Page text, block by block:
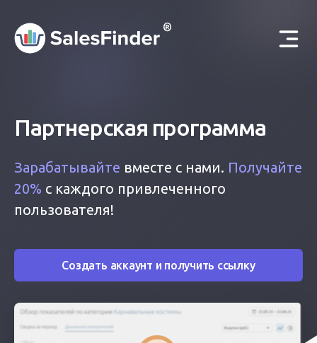
®
Партнерская программа
Зарабатывайте вместе с нами. Получайте
20% с каждого привлеченного
пользователя!
Создать аккаунт и получить ссылку